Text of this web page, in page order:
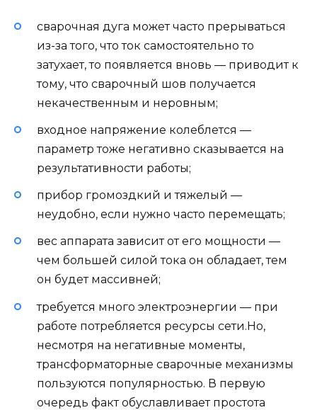
сварочная дуга может часто прерываться
из-за того, что ток самостоятельно то
затухает, то появляется вновь — приводит к
тому, что сварочный шов получается
некачественным и неровным;
входное напряжение колеблется —
параметр тоже негативно сказывается на
результативности работы;
прибор громоздкий и тяжелый —
неудобно, если нужно часто перемещать;
вес аппарата зависит от его мощности —
чем большей силой тока он обладает, тем
он будет массивней;
требуется много электроэнергии — при
работе потребляется ресурсы сети.Но,
несмотря на негативные моменты,
трансформаторные сварочные механизмы
пользуются популярностью. В первую
очередь факт обуславливает простота